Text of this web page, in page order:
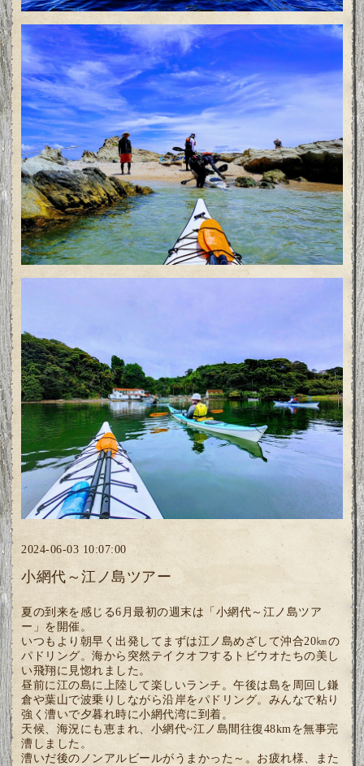
2024-06-03 10:07:00
小網代～江ノ島ツアー
夏の到来を感じる6月最初の週末は「小網代～江ノ島ツア
ー」を開催。
いつもより朝早く出発してまずは江ノ島めざして沖合20㎞の
パドリング。海から突然テイクオフするトビウオたちの美し
い飛翔に見惚れました。
昼前に江の島に上陸して楽しいランチ。午後は島を周回し鎌
倉や葉山で波乗りしながら沿岸をパドリング。みんなで粘り
強く漕いで夕暮れ時に小網代湾に到着。
天候、海況にも恵まれ、小網代~江ノ島間往復48kmを無事完
漕しました。
漕いだ後のノンアルビールがうまかった～。お疲れ様、また